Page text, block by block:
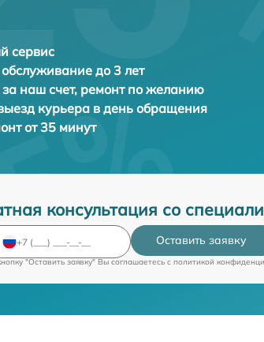
сервис
до 3 лет
наш счет, ремонт по желанию
курьера в день обращения
от 35 минут
консультация со
Оставить заявку
"Оставить заявку" Вы соглашаетесь c политикой